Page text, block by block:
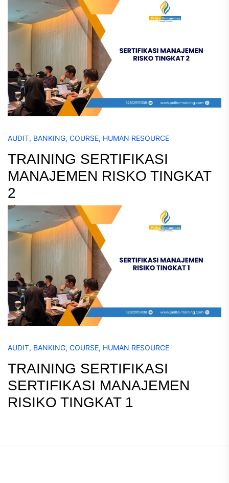
AUDIT, BANKING, COURSE, HUMAN RESOURCE
TRAINING SERTIFIKASI
MANAJEMEN RISKO TINGKAT
2
AUDIT, BANKING, COURSE, HUMAN RESOURCE
TRAINING SERTIFIKASI
SERTIFIKASI MANAJEMEN
RISIKO TINGKAT 1